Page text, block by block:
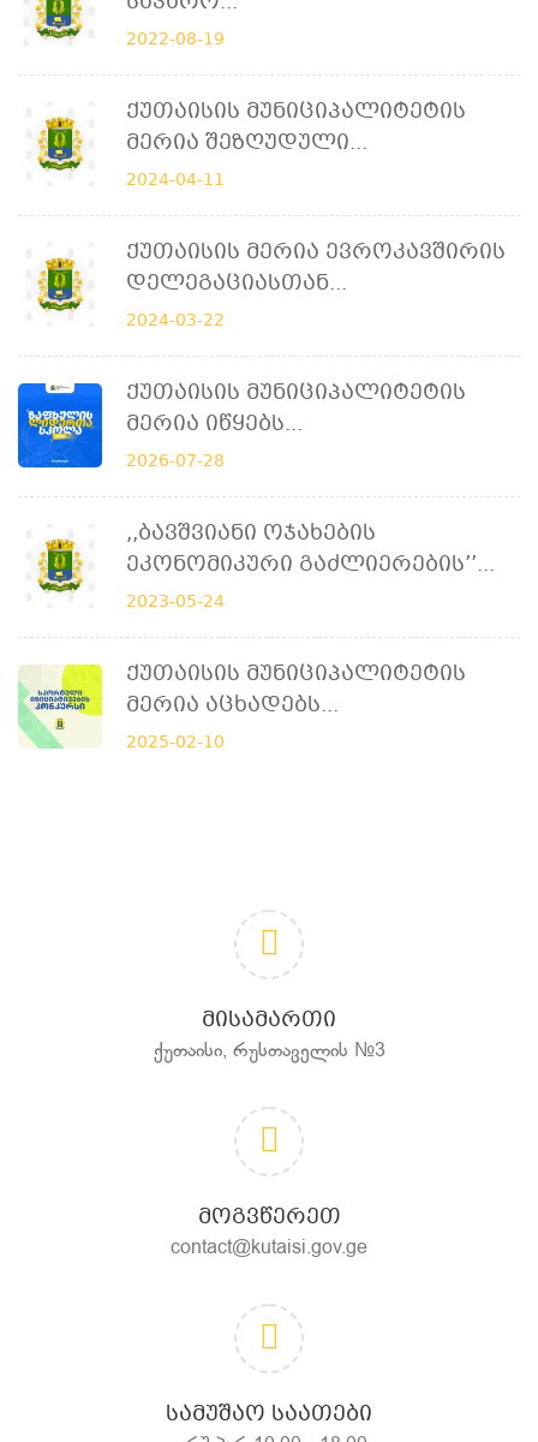
2022-08-19
Ქუთაისის Მუნიციპალიტეტის
Მერია Შეზღუდული...
2024-04-11
Ქუთაისის Მერია Ევროკავშირის
Დელეგაციასთან...
2024-03-22
Ქუთაისის Მუნიციპალიტეტის
Მერია Იწყებს...
2026-07-28
,,ბავშვიანი Ოჯახების
Ეკონომიკური Გაძლიერების’’...
2023-05-24
Ქუთაისის Მუნიციპალიტეტის
Მერია Აცხადებს...
2025-02-10
ᲛᲘᲡᲐᲛᲐᲠᲗᲘ
ქუთაისი, რუსთაველის №3
ᲛᲝᲒᲕᲬᲔᲠᲔᲗ
contact@kutaisi.gov.ge
ᲡᲐᲛᲣᲨᲐᲝ ᲡᲐᲐᲗᲔᲑᲘ